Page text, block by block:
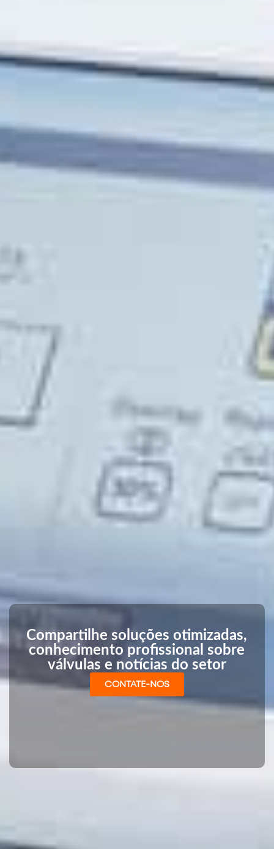
Compartilhe soluções otimizadas,
conhecimento profissional sobre
válvulas e notícias do setor
CONTATE-NOS